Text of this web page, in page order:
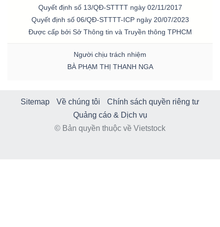
Quyết định số 13/QĐ-STTTT ngày 02/11/2017
Quyết định số 06/QĐ-STTTT-ICP ngày 20/07/2023
Được cấp bởi Sở Thông tin và Truyền thông TPHCM
Người chịu trách nhiệm
BÀ PHẠM THỊ THANH NGA
Sitemap Về chúng tôi
Chính sách quyền riêng tư
Quảng cáo & Dịch vụ
© Bản quyền thuộc về Vietstock